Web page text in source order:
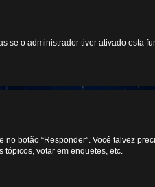
o administrador tiver ativado esta
botão “Responder”. Você talvez
tópicos, votar em enquetes, etc.